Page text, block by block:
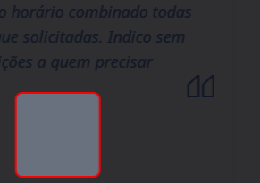
horário combinado todas
solicitadas. Indico sem
a quem precisar